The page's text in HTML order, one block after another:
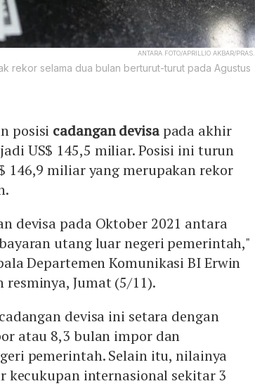
ANTARA FOTO/APRILLIO AKBAR/PRAS.
rekor selama dua bulan berturut-turut pada Agustus
posisi cadangan devisapada akhir
US$ 145,5 miliar. Posisi ini turun
146,9 miliar yang merupakan rekor
devisa pada Oktober 2021 antara
utang luar negeri pemerintah,"
Departemen Komunikasi BI Erwin
Jumat (5/11).
devisa ini setara dengan
atau 8,3 bulan impor dan
pemerintah. Selain itu, nilainya
kecukupan internasional sekitar 3